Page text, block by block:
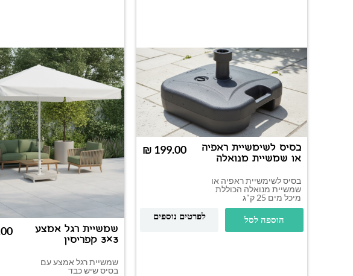
בסיס לשימשיית ראפיה
או שמשיית מנואלה
בסיס לשימשיית ראפיה או
שמשיית מנואלה הכוללת
מיכל מים 25 ק"ג
₪
הוספה לסל לפרטים נוספים
שמשיית רגל אמצע
3×3 קפריסין
שמשיית רגל אמצע עם
בסיס שיש כבד